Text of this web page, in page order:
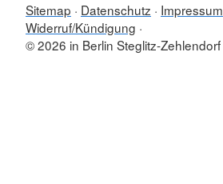
Sitemap Datenschutz
Impressum
Widerruf/Kündigung
© 2026 in Berlin Steglitz-Zehlendorf